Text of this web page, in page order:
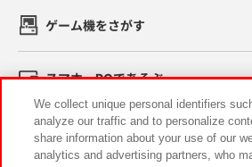
ゲーム機をさがす
スマホ・PCであそぶ
イベント・キャンペーン
We collect unique personal identifiers
analyze our traffic and to personalize
share information about your use of our
analytics and advertising partners, who